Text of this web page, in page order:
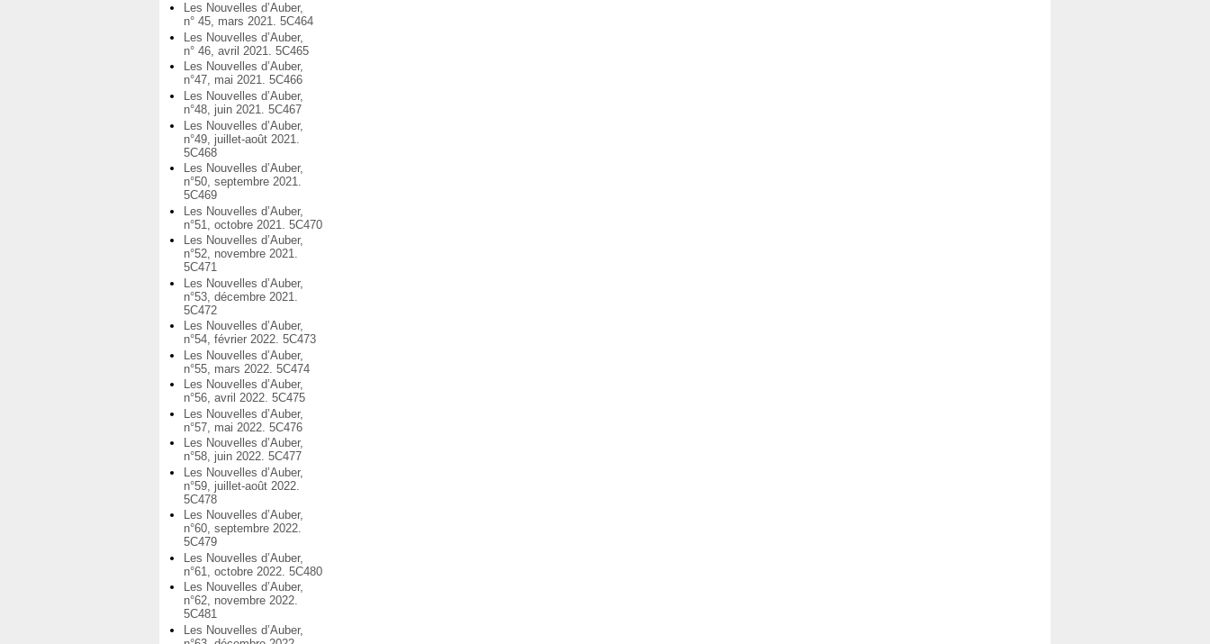
Les Nouvelles d’Auber,
n° 45, mars 2021. 5C464
Les Nouvelles d’Auber,
n° 46, avril 2021. 5C465
Les Nouvelles d’Auber,
n°47, mai 2021. 5C466
Les Nouvelles d’Auber,
n°48, juin 2021. 5C467
Les Nouvelles d’Auber,
n°49, juillet-août 2021.
5C468
Les Nouvelles d’Auber,
n°50, septembre 2021.
5C469
Les Nouvelles d’Auber,
n°51, octobre 2021. 5C470
Les Nouvelles d’Auber,
n°52, novembre 2021.
5C471
Les Nouvelles d’Auber,
n°53, décembre 2021.
5C472
Les Nouvelles d’Auber,
n°54, février 2022. 5C473
Les Nouvelles d’Auber,
n°55, mars 2022. 5C474
Les Nouvelles d’Auber,
n°56, avril 2022. 5C475
Les Nouvelles d’Auber,
n°57, mai 2022. 5C476
Les Nouvelles d’Auber,
n°58, juin 2022. 5C477
Les Nouvelles d’Auber,
n°59, juillet-août 2022.
5C478
Les Nouvelles d’Auber,
n°60, septembre 2022.
5C479
Les Nouvelles d’Auber,
n°61, octobre 2022. 5C480
Les Nouvelles d’Auber,
n°62, novembre 2022.
5C481
Les Nouvelles d’Auber,